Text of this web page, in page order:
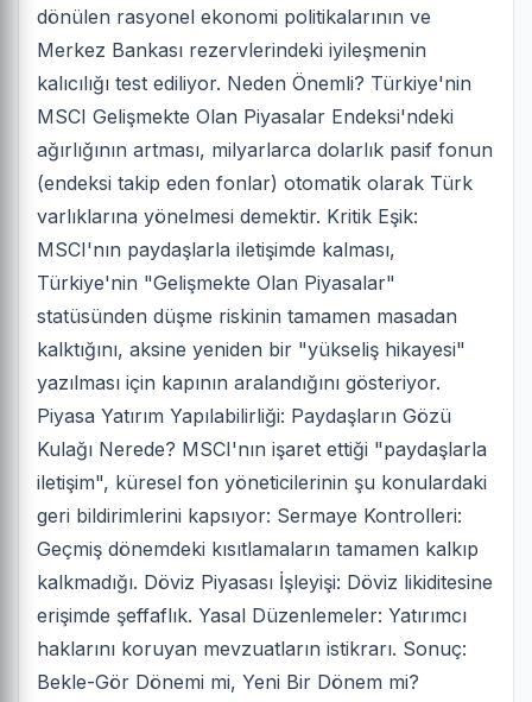
dönülen rasyonel ekonomi politikalarının ve
Merkez Bankası rezervlerindeki iyileşmenin
kalıcılığı test ediliyor. Neden Önemli? Türkiye'nin
MSCI Gelişmekte Olan Piyasalar Endeksi'ndeki
ağırlığının artması, milyarlarca dolarlık pasif fonun
(endeksi takip eden fonlar) otomatik olarak Türk
varlıklarına yönelmesi demektir. Kritik Eşik:
MSCI'nın paydaşlarla iletişimde kalması,
Türkiye'nin "Gelişmekte Olan Piyasalar"
statüsünden düşme riskinin tamamen masadan
kalktığını, aksine yeniden bir "yükseliş hikayesi"
yazılması için kapının aralandığını gösteriyor.
Piyasa Yatırım Yapılabilirliği: Paydaşların Gözü
Kulağı Nerede? MSCI'nın işaret ettiği "paydaşlarla
iletişim", küresel fon yöneticilerinin şu konulardaki
geri bildirimlerini kapsıyor: Sermaye Kontrolleri:
Geçmiş dönemdeki kısıtlamaların tamamen kalkıp
kalkmadığı. Döviz Piyasası İşleyişi: Döviz likiditesine
erişimde şeffaflık. Yasal Düzenlemeler: Yatırımcı
haklarını koruyan mevzuatların istikrarı. Sonuç:
Bekle-Gör Dönemi mi, Yeni Bir Dönem mi?